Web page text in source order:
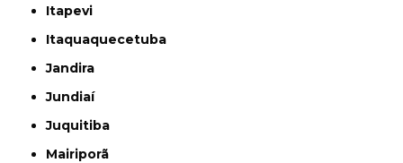
Itapevi
Itaquaquecetuba
Jandira
Jundiaí
Juquitiba
Mairiporã